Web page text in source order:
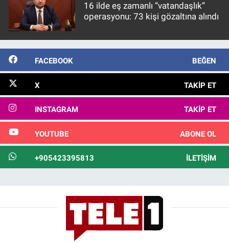
16 ilde eş zamanlı “vatandaşlık”
operasyonu: 73 kişi gözaltına alındı
FACEBOOK BEĞEN
X TAKIP ET
INSTAGRAM TAKIP ET
YOUTUBE ABONE OL
+905423395813 İLETIŞIM